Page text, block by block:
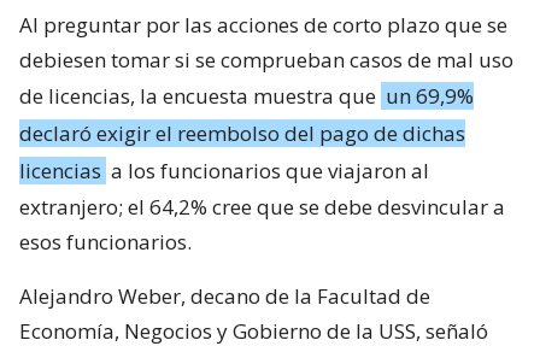
Al preguntar por las acciones de corto plazo que se
debiesen tomar si se comprueban casos de mal uso
de licencias, la encuesta muestra que un 69,9%
declaró exigir el reembolso del pago de dichas
licencias a los funcionarios que viajaron al
extranjero; el 64,2% cree que se debe desvincular a
esos funcionarios.
Alejandro Weber, decano de la Facultad de
Economía, Negocios y Gobierno de la USS, señaló